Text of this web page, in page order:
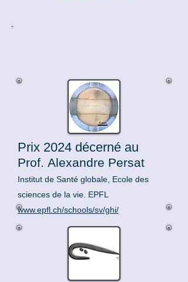
Prix 2024 décerné au
Prof. Alexandre Persat
Institut de Santé globale, Ecole des
sciences de la vie. EPFL
www.epfl.ch/schools/sv/ghi/